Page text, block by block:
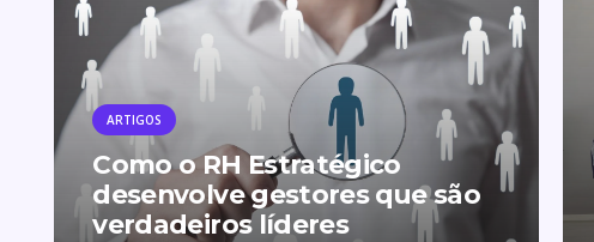
ARTIGOS
Como o RH Estratégico
desenvolve gestores que são
verdadeiros líderes